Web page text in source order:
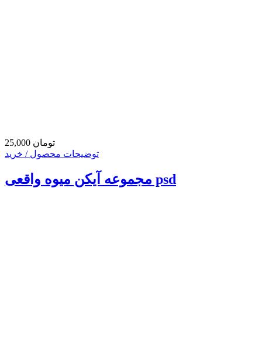
25,000 تومان
توضیحات محصول / خرید
مجموعه آیکن میوه واقعی psd